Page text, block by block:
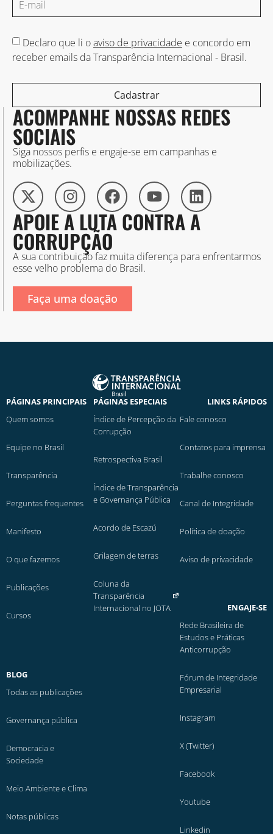
Declaro que li oaviso de privacidade e concordo em
receber emails da Transparência Internacional - Brasil.
Cadastrar
ACOMPANHE NOSSAS REDES
SOCIAIS
Siga nossos perfis e engaje-se em campanhas e
mobilizações.
APOIE A LUTA CONTRA A
CORRUPÇÃO
A sua contribuição faz muita diferença para enfrentarmos
esse velho problema do Brasil.
Faça uma doação
PÁGINAS PRINCIPAIS
Quem somos
Equipe no Brasil
Transparência
Perguntas frequentes
Manifesto
O que fazemos
Publicações
Cursos
BLOG
Todas as publicações
Governança pública
Democracia e
Sociedade
Meio Ambiente e Clima
Notas públicas
PÁGINAS ESPECIAIS
Índice de Percepção da
Corrupção
Retrospectiva Brasil
Índice de Transparência
e Governança Pública
Acordo de Escazú
Grilagem de terras
Coluna da
Transparência
Internacional no JOTA
LINKS RÁPIDOS
Fale conosco
Contatos para imprensa
Trabalhe conosco
Canal de Integridade
Política de doação
Aviso de privacidade
ENGAJE-SE
Rede Brasileira de
Estudos e Práticas
Anticorrupção
Fórum de Integridade
Empresarial
Instagram
X (Twitter)
Facebook
Youtube
Linkedin